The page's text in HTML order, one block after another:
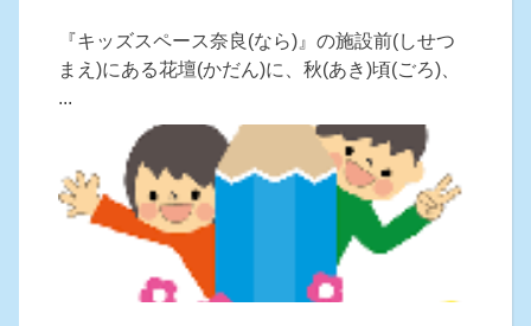
『キッズスペース奈良(なら)』の施設前(しせつ
まえ)にある花壇(かだん)に、秋(あき)頃(ごろ)、
...